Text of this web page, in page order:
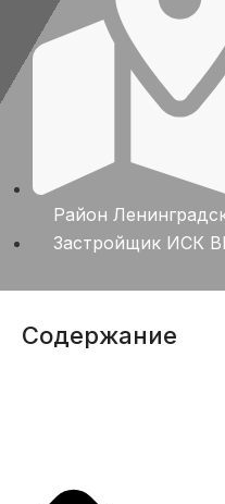
Район
Застройщик ИСК
Содержание